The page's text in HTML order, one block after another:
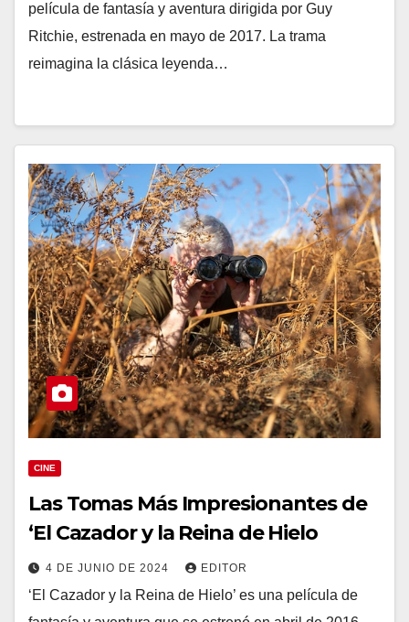
película de fantasía y aventura dirigida por Guy
Ritchie, estrenada en mayo de 2017. La trama
reimagina la clásica leyenda…
CINE
Las Tomas Más Impresionantes de
‘El Cazador y la Reina de Hielo
4 DE JUNIO DE 2024 EDITOR
‘El Cazador y la Reina de Hielo’ es una película de